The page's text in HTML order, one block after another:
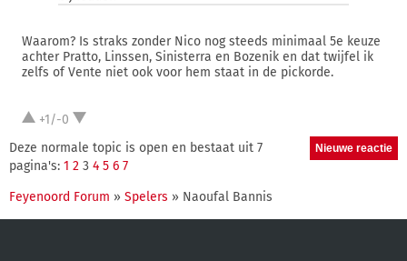
Waarom? Is straks zonder Nico nog steeds minimaal 5e keuze
achter Pratto, Linssen, Sinisterra en Bozenik en dat twijfel ik
zelfs of Vente niet ook voor hem staat in de pickorde.
+1/-0
Deze normale topic is open en bestaat uit 7
pagina's: 1 2 3 4 5 6 7
Feyenoord Forum » Spelers » Naoufal Bannis